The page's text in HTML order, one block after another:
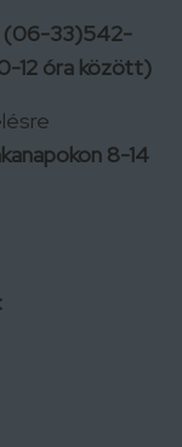
(06-33)542-
12 óra között)
8-14